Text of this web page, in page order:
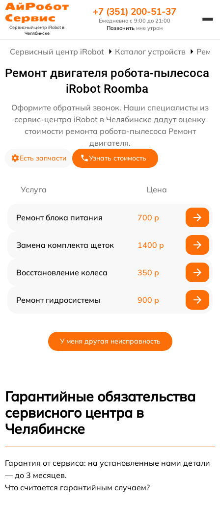
Сервисный центр iRobotв
Челябинске
+7 (351) 200-51-37
Ежедневно с 9:00 до 21:00
Позвонить мне утром
Сервисный центр iRobot Каталог устройств
Ремонт двигателя робота-пылесоса
iRobot Roomba
Оформите обратный звонок. Наши специалисты из
сервис-центра iRobot в Челябинске дадут оценку
стоимости ремонта робота-пылесоса Ремонт
двигателя.
Есть запчасти Узнать стоимость
Услуга Цена
Ремонт блока питания 700 р
Замена комплекта щеток 1400 р
Восстановление колеса 350 р
Ремонт гидросистемы 900 р
У меня другая неисправность
Гарантийные обязательства
сервисного центра в
Челябинске
Гарантия от сервиса: на установленные нами детали
— до 3 месяцев.
Что считается гарантийным случаем?